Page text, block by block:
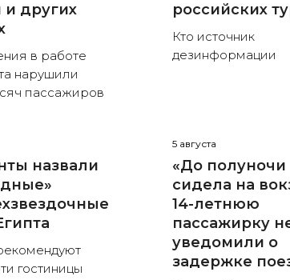
и других
в работе
нарушили
пассажиров
российских
Кто источник
дезинформации
назвали
гостиницы
5 августа
«До полуночи
сидела на
14-летнюю
пассажирку
уведомили о
задержке